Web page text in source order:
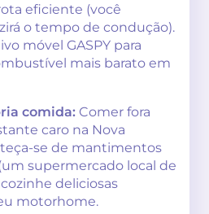
eficiente (você
o tempo de condução).
móvel GASPY para
mais barato em
comida: Comer fora
caro na Nova
se de mantimentos
supermercado local de
deliciosas
motorhome.